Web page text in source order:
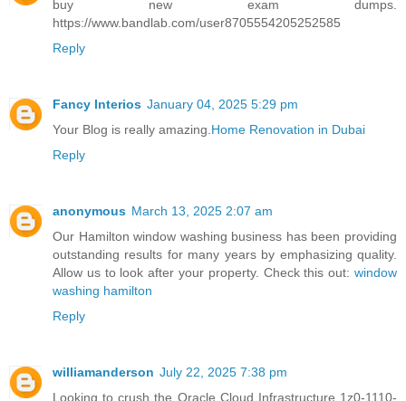
buy new exam dumps.
https://www.bandlab.com/user8705554205252585
Reply
Fancy Interios January 04, 2025 5:29 pm
Your Blog is really amazing. Home Renovation in Dubai
Reply
anonymous March 13, 2025 2:07 am
Our Hamilton window washing business has been providing
outstanding results for many years by emphasizing quality.
Allow us to look after your property. Check this out: window
washing hamilton
Reply
williamanderson July 22, 2025 7:38 pm
Looking to crush the Oracle Cloud Infrastructure 1z0-1110-